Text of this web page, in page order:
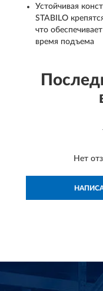
Устойчивая
STABILO
что
время подъема
Нет